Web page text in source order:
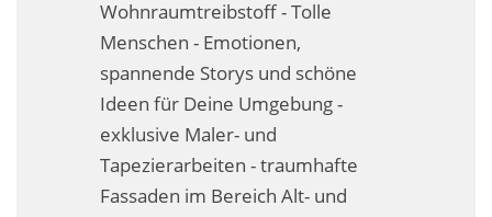
Wohnraumtreibstoff - Tolle
Menschen - Emotionen,
spannende Storys und schöne
Ideen für Deine Umgebung -
exklusive Maler- und
Tapezierarbeiten - traumhafte
Fassaden im Bereich Alt- und